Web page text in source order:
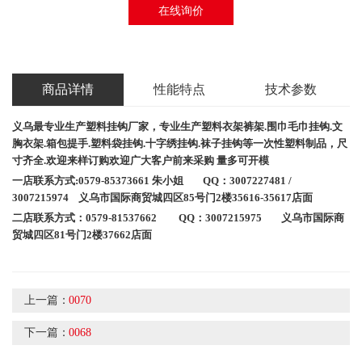
在线询价
商品详情 性能特点 技术参数
义乌最专业生产塑料挂钩厂家，专业生产塑料衣架裤架.围巾毛巾挂钩.文
胸衣架.箱包提手.塑料袋挂钩.十字绣挂钩.袜子挂钩等一次性塑料制品，尺
寸齐全.欢迎来样订购欢迎广大客户前来采购 量多可开模
一店联系方式:0579-85373661 朱小姐 QQ ： 3007227481 /
3007215974
义乌市国际商贸城四区85号门2楼35616-35617店面
二店联系方式： 0579-81537662 QQ：3007215975
义乌市国际商
贸城四区81号门2楼37662店面
上一篇：0070
下一篇：0068